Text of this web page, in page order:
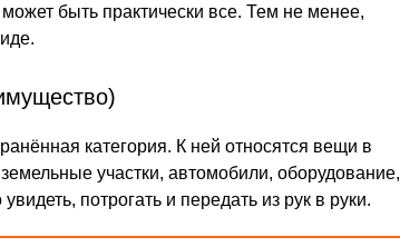
быть практически все. Тем не менее,
категория. К ней относятся вещи в
участки, автомобили, оборудование,
потрогать и передать из рук в руки.